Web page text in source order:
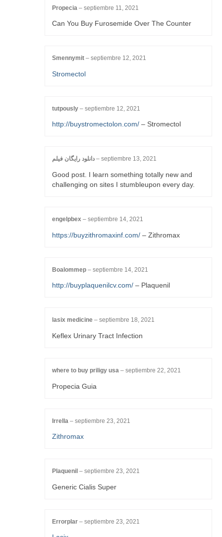
Propecia – septiembre 11, 2021
Can You Buy Furosemide Over The Counter
Smennymit – septiembre 12, 2021
Stromectol
tutpously – septiembre 12, 2021
http://buystromectolon.com/ – Stromectol
– septiembre 13, 2021
Good post. I learn something totally new and
challenging on sites I stumbleupon every day.
engelpbex – septiembre 14, 2021
https://buyzithromaxinf.com/ – Zithromax
Boalommep – septiembre 14, 2021
http://buyplaquenilcv.com/ – Plaquenil
lasix medicine – septiembre 18, 2021
Keflex Urinary Tract Infection
where to buy priligy usa – septiembre 22, 2021
Propecia Guia
Irrella – septiembre 23, 2021
Zithromax
Plaquenil – septiembre 23, 2021
Generic Cialis Super
Errorplar – septiembre 23, 2021